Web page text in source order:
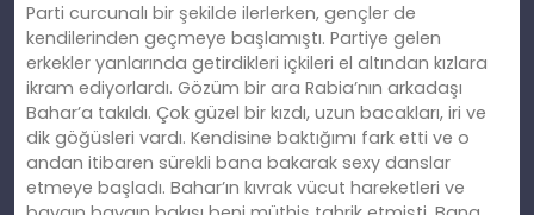
Parti curcunalı bir şekilde ilerlerken, gençler de
kendilerinden geçmeye başlamıştı. Partiye gelen
erkekler yanlarında getirdikleri içkileri el altından kızlara
ikram ediyorlardı. Gözüm bir ara Rabia’nın arkadaşı
Bahar’a takıldı. Çok güzel bir kızdı, uzun bacakları, iri ve
dik göğüsleri vardı. Kendisine baktığımı fark etti ve o
andan itibaren sürekli bana bakarak sexy danslar
etmeye başladı. Bahar’ın kıvrak vücut hareketleri ve